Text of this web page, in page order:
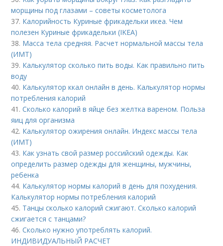
морщины под глазами – советы косметолога
37. Калорийность Куриные фрикадельки икеа. Чем
полезен Куриные фрикадельки (IKEA)
38. Масса тела средняя. Расчет нормальной массы тела
(ИМТ)
39. Калькулятор сколько пить воды. Как правильно пить
воду
40. Калькулятор ккал онлайн в день. Калькулятор нормы
потребления калорий
41.Сколько калорий в яйце без желтка вареном. Польза
яиц для организма
42. Калькулятор ожирения онлайн. Индекс массы тела
(ИМТ)
43. Как узнать свой размер российский одежды. Как
определить размер одежды для женщины, мужчины,
ребенка
44. Калькулятор нормы калорий в день для похудения.
Калькулятор нормы потребления калорий
45. Танцы сколько калорий сжигают. Сколько калорий
сжигается с танцами?
46.Сколько нужно употреблять калорий.
ИНДИВИДУАЛЬНЫЙ РАСЧЕТ